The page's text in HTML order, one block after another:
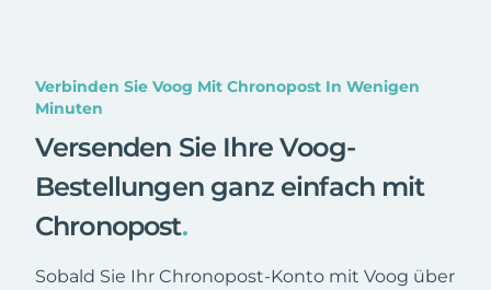
Verbinden Sie Voog Mit Chronopost In Wenigen
Minuten
Versenden Sie Ihre Voog-
Bestellungen ganz einfach mit
Chronopost.
Sobald Sie Ihr Chronopost-Konto mit Voog über